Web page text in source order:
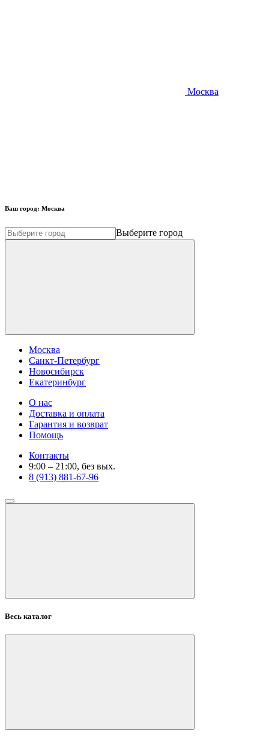
Москва
Ваш город: Москва
Выберите город
Москва
Санкт-Петербург
Новосибирск
Екатеринбург
О нас
Доставка и оплата
Гарантия и возврат
Помощь
Контакты
9:00 – 21:00, без вых.
8 (913) 881-67-96
Весь каталог